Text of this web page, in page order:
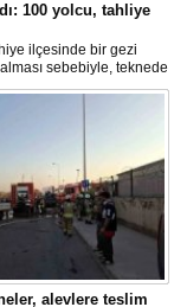
100 yolcu, tahliye
ilçesinde bir gezi
sebebiyle, teknede
tahliye edildi,
alevlere teslim